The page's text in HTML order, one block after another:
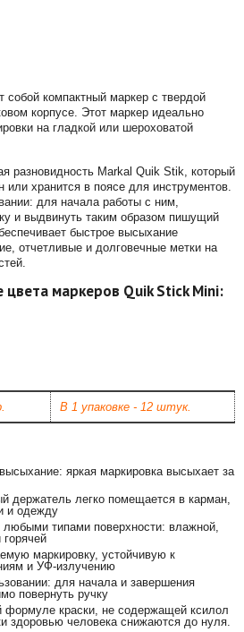
собой компактный маркер с твердой
корпусе. Этот маркер идеально
на гладкой или шероховатой
разновидность Markal Quik Stik, который
или хранится в поясе для инструментов.
для начала работы с ним,
и выдвинуть таким образом пишущий
быстрое высыхание
отчетливые и долговечные метки на
маркеров Quik Stick Mini:
В 1 упаковке - 12 штук.
яркая маркировка высыхает за
держатель легко помещается в карман,
и одежду
любыми типами поверхности: влажной,
маркировку, устойчивую к
и УФ-излучению
для начала и завершения
повернуть ручку
формуле краски, не содержащей ксилол
здоровью человека снижаются до нуля.